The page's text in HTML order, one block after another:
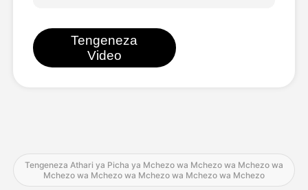
Blogi
API
Tengeneza
Video
Tengeneza Athari ya Picha ya Mchezo wa Mchezo wa Mchezo wa
Mchezo wa Mchezo wa Mchezo wa Mchezo wa Mchezo